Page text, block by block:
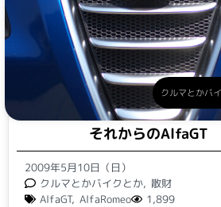
クルマとかバ
それからのAlfaGT
2009年5月10日（日）
クルマとかバイクとか,散財
AlfaGT,AlfaRomeo 1,899